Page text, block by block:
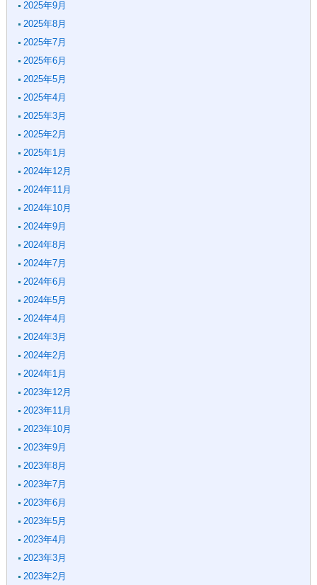
2025年9月
2025年8月
2025年7月
2025年6月
2025年5月
2025年4月
2025年3月
2025年2月
2025年1月
2024年12月
2024年11月
2024年10月
2024年9月
2024年8月
2024年7月
2024年6月
2024年5月
2024年4月
2024年3月
2024年2月
2024年1月
2023年12月
2023年11月
2023年10月
2023年9月
2023年8月
2023年7月
2023年6月
2023年5月
2023年4月
2023年3月
2023年2月